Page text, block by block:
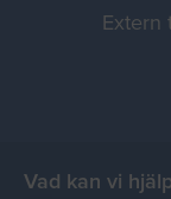
Extern
Vad kan vi